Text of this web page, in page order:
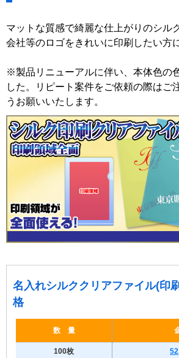
マットな質感で綺麗な仕上がりのシル
会社等のロゴをきれいに印刷したい方
※製品リニューアルに伴い、本体色の
した。リピート案件をご依頼の際はご
うお願いいたします。
名入れシルククリアファイル(印
格
数 量
100枚